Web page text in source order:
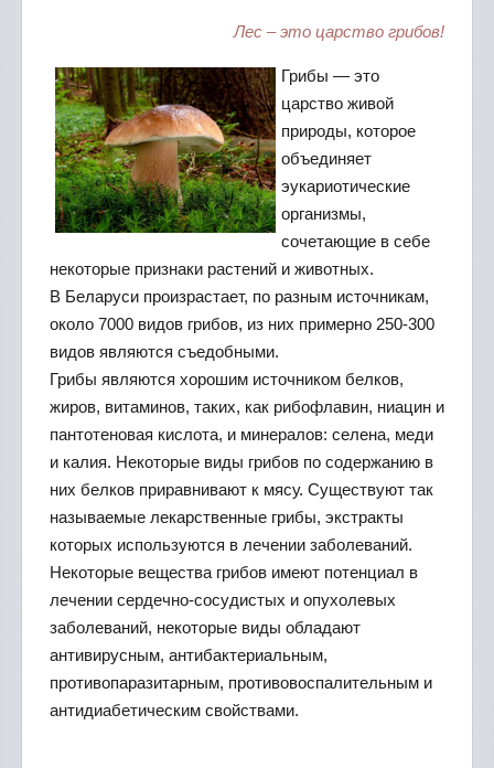
Лес – это царство грибов!
Грибы — это
царство живой
природы, которое
объединяет
эукариотические
организмы,
сочетающие в себе
некоторые признаки растений и животных.
В Беларуси произрастает, по разным источникам,
около 7000 видов грибов, из них примерно 250-300
видов являются съедобными.
Грибы являются хорошим источником белков,
жиров, витаминов, таких, как рибофлавин, ниацин и
пантотеновая кислота, и минералов: селена, меди
и калия. Некоторые виды грибов по содержанию в
них белков приравнивают к мясу. Существуют так
называемые лекарственные грибы, экстракты
которых используются в лечении заболеваний.
Некоторые вещества грибов имеют потенциал в
лечении сердечно-сосудистых и опухолевых
заболеваний, некоторые виды обладают
антивирусным, антибактериальным,
противопаразитарным, противовоспалительным и
антидиабетическим свойствами.